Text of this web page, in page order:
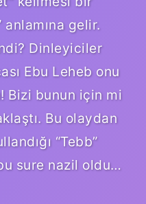
gelir.
Dinleyiciler
Ebu Leheb onu
Bizi bunun için mi
Bu olaydan
“Tebb”
sure nazil oldu…